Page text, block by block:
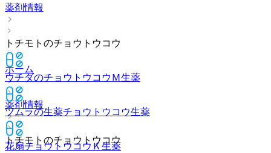
薬剤情報
トチモトのチョウトウコウ
ウチダのチョウトウコウＭ生薬
ツムラの生薬チョウトウコウ生薬
花扇チョウトウコウＫ 生薬
ホーム
薬剤情報
トチモトのチョウトウコウ